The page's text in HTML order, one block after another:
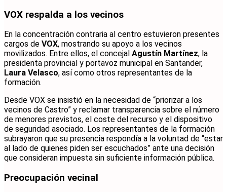
VOX respalda a los vecinos
En la concentración contraria al centro estuvieron presentes
cargos de VOX, mostrando su apoyo a los vecinos
movilizados. Entre ellos, el concejal Agustín Martínez, la
presidenta provincial y portavoz municipal en Santander,
Laura Velasco, así como otros representantes de la
formación.
Desde VOX se insistió en la necesidad de “priorizar a los
vecinos de Castro” y reclamar transparencia sobre el número
de menores previstos, el coste del recurso y el dispositivo
de seguridad asociado. Los representantes de la formación
subrayaron que su presencia respondía a la voluntad de “estar
al lado de quienes piden ser escuchados” ante una decisión
que consideran impuesta sin suficiente información pública.
Preocupación vecinal